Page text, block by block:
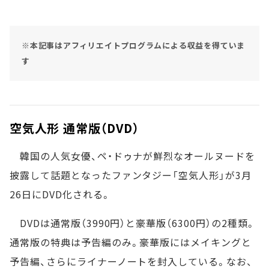
※本記事はアフィリエイトプログラムによる収益を得ていま
す
空気人形 通常版（DVD）
韓国の人気女優、ペ・ドゥナが鮮烈なオールヌードを
披露して話題となったファンタジー「空気人形」が3月
26日にDVD化される。
DVDは通常版（3990円）と豪華版（6300円）の2種類。
通常版の特典は予告編のみ。豪華版にはメイキングと
予告編、さらにライナーノートを封入している。なお、